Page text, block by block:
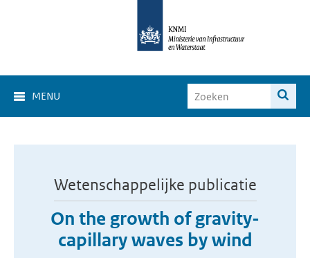
MENU
Wetenschappelijke publicatie
On the growth of gravity-
capillary waves by wind